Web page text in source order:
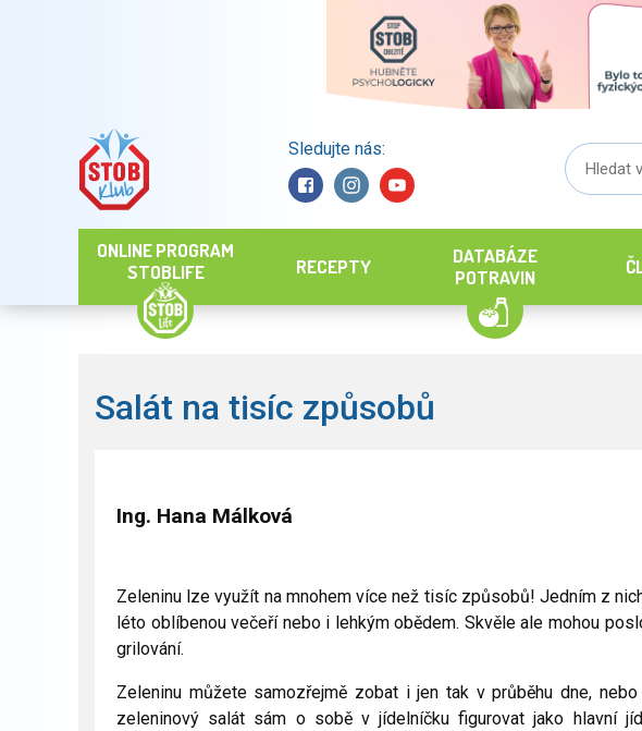
Sledujte nás:
ONLINE PROGRAM
STOBLIFE
RECEPTY
DATABÁZE
POTRAVIN
Salát na tisíc způsobů
Ing. Hana Málková
Zeleninu lze využít na mnohem více než tisíc způsobů! Jedním z
léto oblíbenou večeří nebo i lehkým obědem. Skvěle ale mohou
grilování.
Zeleninu můžete samozřejmě zobat i jen tak v průběhu dne,
zeleninový salát sám o sobě v jídelníčku figurovat jako hlavní